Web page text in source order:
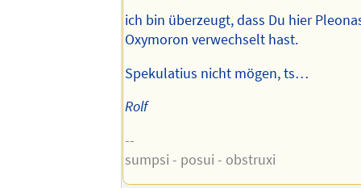
ich bin überzeugt, dass Du hier
Oxymoron verwechselt hast.
Spekulatius nicht mögen, ts…
Rolf
--
sumpsi - posui - obstruxi